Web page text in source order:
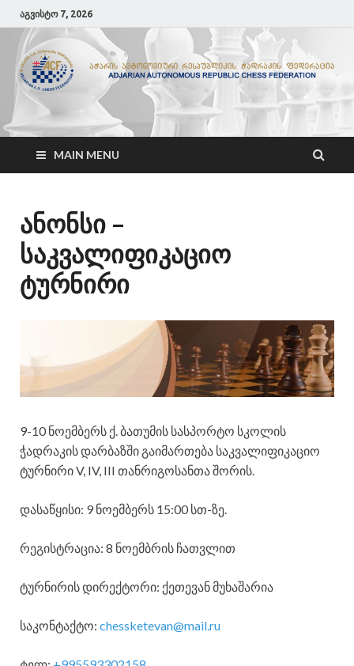
აგვისტო 7, 2026
ACF
აჭარის ჭადრაკის ფედერაცია
MAIN MENU
ანონსი –
საკვალიფიკაციო
ტურნირი
9-10 ნოემბერს ქ. ბათუმის სასპორტო სკოლის
ჭადრაკის დარბაზში გაიმართება საკვალიფიკაციო
ტურნირი V, IV, III თანრიგოსანთა შორის.
დასაწყისი: 9 ნოემბერს 15:00 სთ-ზე.
რეგისტრაცია: 8 ნოემბრის ჩათვლით
ტურნირის დირექტორი: ქეთევან მუხაშარია
საკონტაქტო: chessketevan@mail.ru